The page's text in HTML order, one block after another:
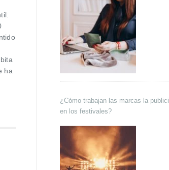
ha
¿Cómo trabajan las marcas la
en los festivales?